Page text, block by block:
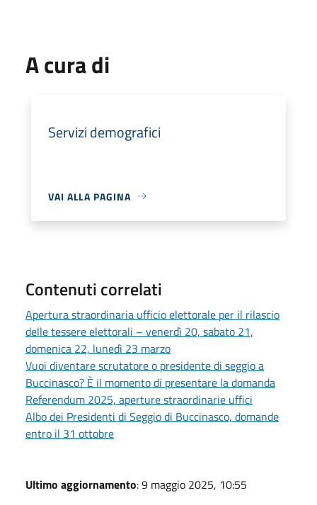
A cura di
Servizi demografici
VAI ALLA PAGINA
Contenuti correlati
Apertura straordinaria ufficio elettorale per il rilascio
delle tessere elettorali – venerdì 20, sabato 21,
domenica 22, lunedì 23 marzo
Vuoi diventare scrutatore o presidente di seggio a
Buccinasco? È il momento di presentare la domanda
Referendum 2025, aperture straordinarie uffici
Albo dei Presidenti di Seggio di Buccinasco, domande
entro il 31 ottobre
Ultimo aggiornamento: 9 maggio 2025, 10:55